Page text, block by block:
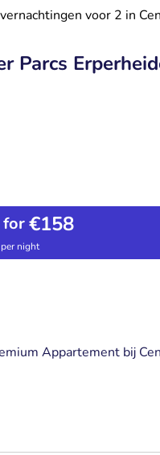
voor 2 in
Parcs
for€158
night
Appartement bij